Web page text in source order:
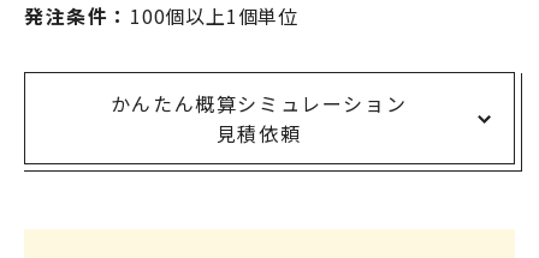
発注条件： 100個以上1個単位
かんたん概算シミュレーション
見積依頼